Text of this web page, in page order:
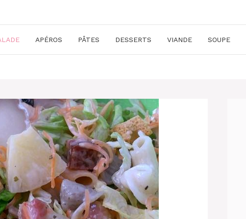
APÉROS PÂTES DESSERTS VIANDE SOUPE